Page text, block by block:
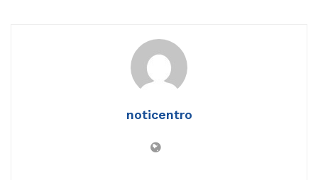
noticentro